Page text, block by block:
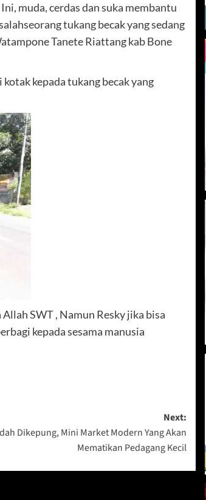
muda, cerdas dan suka membantu
tukang becak yang sedang
Tanete Riattang kab Bone
kepada tukang becak yang
SWT , Namun Resky jika bisa
kepada sesama manusia
Next:
Dikepung, Mini Market Modern Yang Akan
Mematikan Pedagang Kecil